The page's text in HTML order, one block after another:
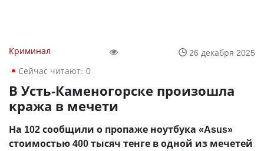
Криминал
26 декабря 2025
Сейчас читают: 0
В Усть-Каменогорске произошла
кража в мечети
На 102 сообщили о пропаже ноутбука «Asus»
стоимостью 400 тысяч тенге в одной из мечетей